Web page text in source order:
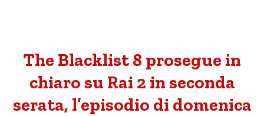
The Blacklist 8 prosegue in
chiaro su Rai 2 in seconda
serata, l’episodio di domenica